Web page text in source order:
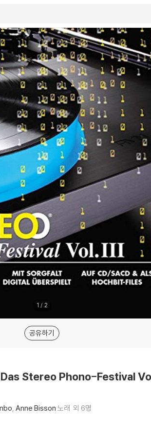
1 / 2
공유하기
Stereo Phono-Festival
Anne Bisson 노래 외 6명